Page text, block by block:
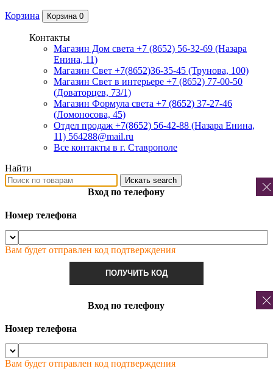
Корзина Корзина 0
Контакты
Магазин Дом света +7 (8652) 56-32-69 (Назара
Енина, 11)
Магазин Свет +7(8652)36-35-45 (Трунова, 100)
Магазин Свет в интерьере +7 (8652) 77-00-50
(Доваторцев, 73/1)
Магазин Формула света +7 (8652) 37-27-46
(Ломоносова, 45)
Отдел продаж +7(8652) 56-42-88 (Назара Енина,
11) 564288@mail.ru
Все контакты в г. Ставрополе
Найти
Искать search
Вход по телефону
Номер телефона
Вам будет отправлен код подтверждения
ПОЛУЧИТЬ КОД
Вход по телефону
Номер телефона
Вам будет отправлен код подтверждения